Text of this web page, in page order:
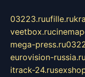
03223.ruufille.ru
veetbox.ru
mega-press.ru
eurovision-russia.ru
itrack-24.ru